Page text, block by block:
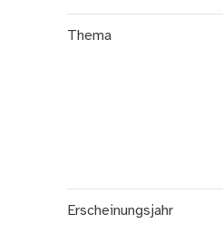
Thema
Erscheinungsjahr